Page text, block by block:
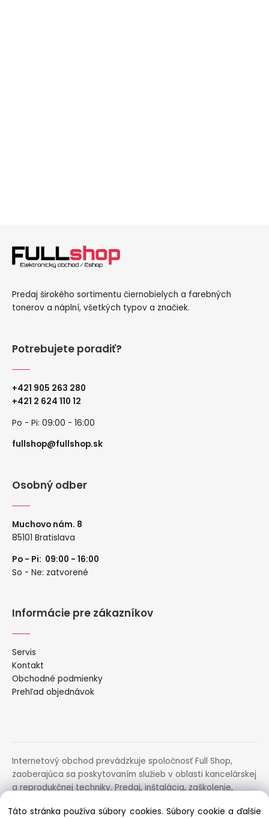
Predaj širokého sortimentu čiernobielych a farebných
tonerov a náplní, všetkých typov a značiek.
Potrebujete poradiť?
+421 905 263 280
+421 2 624 110 12
Po - Pi: 09:00 - 16:00
fullshop@fullshop.sk
Osobný odber
Muchovo nám. 8
85101 Bratislava
Po - Pi: 09:00 - 16:00
So - Ne: zatvorené
Informácie pre zákazníkov
Servis
Kontakt
Obchodné podmienky
Prehľad objednávok
Internetový obchod prevádzkuje spoločnosť Full Shop,
zaoberajúca sa poskytovaním služieb v oblasti kancelárskej
a reprodukčnej techniky. Predaj, inštalácia, zaškolenie,
zariadení.
Táto stránka používa súbory cookies. Súbory cookie a ďalšie